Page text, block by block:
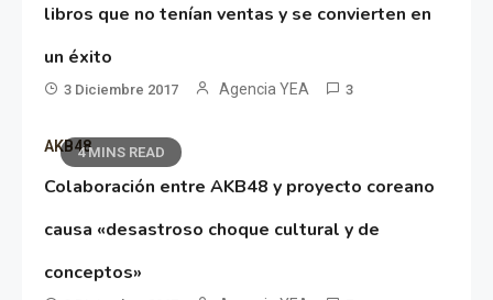
libros que no tenían ventas y se convierten en
un éxito
3 Diciembre 2017 Agencia YEA 3
4 MINS READ
AKB48
Colaboración entre AKB48 y proyecto coreano
causa «desastroso choque cultural y de
conceptos»